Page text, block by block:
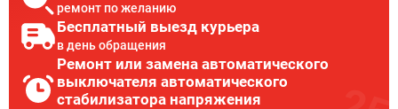
ремонт по желанию
Бесплатный выезд курьера
в день обращения
Ремонт или замена автоматического
выключателя автоматического
стабилизатора напряжения